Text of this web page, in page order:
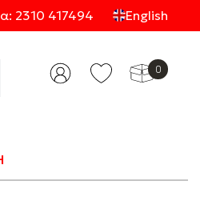
2310 417494 English
0